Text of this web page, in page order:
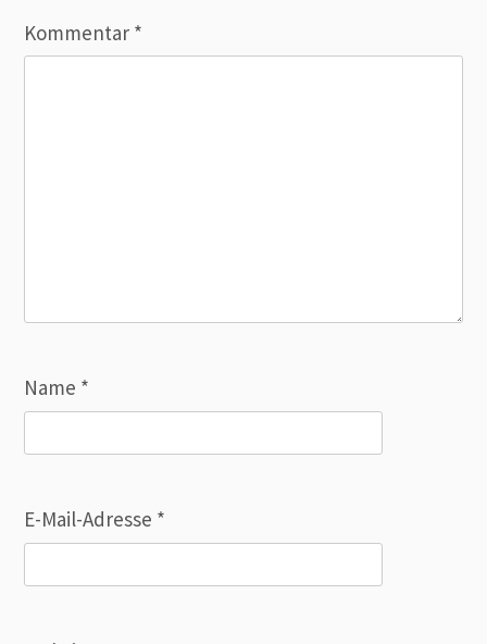
Kommentar *
Name *
E-Mail-Adresse *